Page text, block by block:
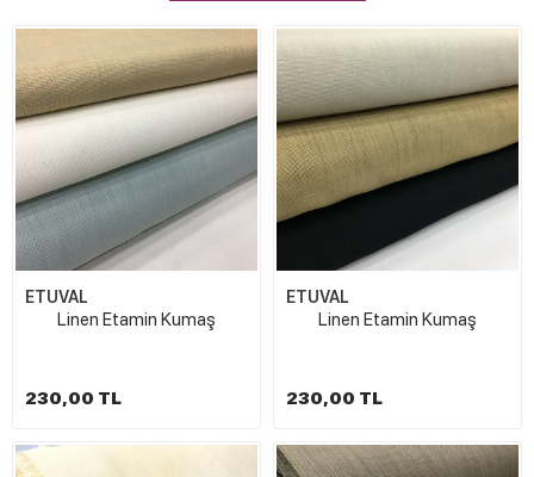
ETUVAL
Linen Etamin Kumaş
230,00 TL
ETUVAL
Linen Etamin Kumaş
230,00 TL